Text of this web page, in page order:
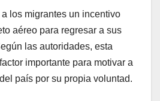
los migrantes un incentivo
aéreo para regresar a sus
las autoridades, esta
importante para motivar a
país por su propia voluntad.